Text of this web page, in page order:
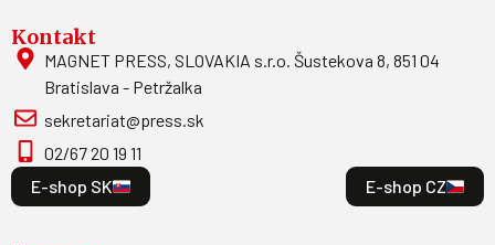
Kontakt
MAGNET PRESS, SLOVAKIA s.r.o. Šustekova 8, 851 04
Bratislava - Petržalka
sekretariat@press.sk
02/67 20 19 11
E-shop SK
E-shop CZ